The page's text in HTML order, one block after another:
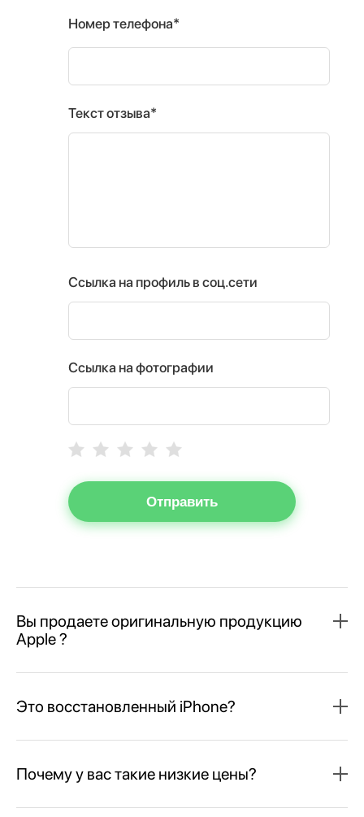
Номер телефона*
Текст отзыва*
Ссылка на профиль в соц.сети
Ссылка на фотографии
Отправить
Вы продаете оригинальную продукцию
Apple ?
Это восстановленный iPhone?
Почему у вас такие низкие цены?